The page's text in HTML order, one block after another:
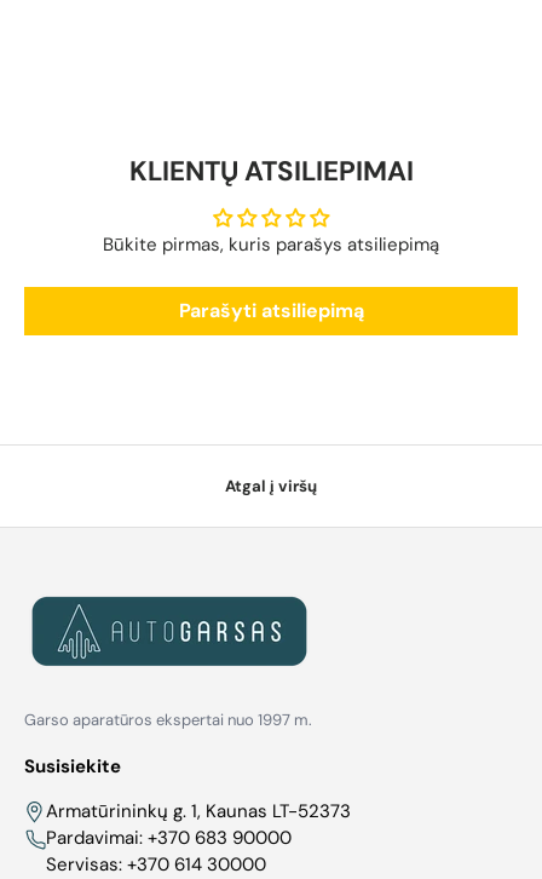
KLIENTŲ ATSILIEPIMAI
Būkite pirmas, kuris parašys atsiliepimą
Parašyti atsiliepimą
Atgal į viršų
Garso aparatūros ekspertai nuo 1997 m.
Susisiekite
Armatūrininkų g. 1, Kaunas LT-52373
Pardavimai: +370 683 90000
Servisas: +370 614 30000